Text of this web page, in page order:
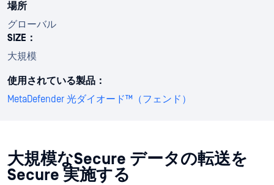
場所
グローバル
SIZE：
大規模
使用されている製品：
MetaDefender 光ダイオード™（フェンド）
大規模なSecure データの転送を
Secure 実施する